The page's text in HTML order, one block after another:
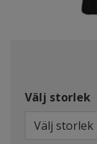
Välj storlek
Välj storlek